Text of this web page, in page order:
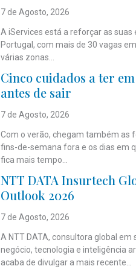
7 de Agosto, 2026
A iServices está a reforçar as suas
Portugal, com mais de 30 vagas
várias zonas...
Cinco cuidados a ter em
antes de sair
7 de Agosto, 2026
Com o verão, chegam também as
fins-de-semana fora e os dias em
fica mais tempo...
NTT DATA Insurtech
Outlook 2026
7 de Agosto, 2026
A NTT DATA, consultora global em
negócio, tecnologia e inteligência
acaba de divulgar a mais recente...